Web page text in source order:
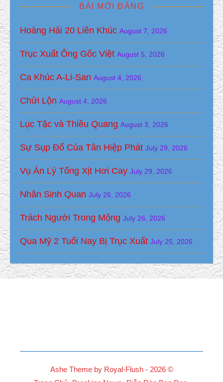
BÀI MỚI ĐĂNG
Hoàng Hải 20 Liên Khúc August 7, 2026
Trục Xuất Ông Gốc Việt August 5, 2026
Ca Khúc A-Li-San August 4, 2026
Chửi Lộn August 4, 2026
Lục Tặc và Thiều Quang August 3, 2026
Sự Sụp Đổ Của Tân Hiệp Phát July 29, 2026
Vụ Án Lý Tống Xịt Hơi Cay July 29, 2026
Nhân Sinh Quan July 26, 2026
Trách Người Trong Mộng July 26, 2026
Qua Mỹ 2 Tuổi Nay Bị Trục Xuất July 25, 2026
Ashe Theme by Royal-Flush - 2026 ©